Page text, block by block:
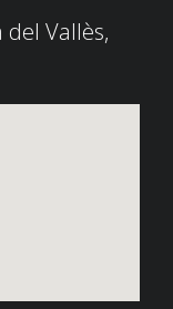
del Vallès,